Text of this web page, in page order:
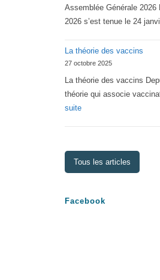
Assemblée Générale 2026
2026 s’est tenue le 24
La théorie des vaccins
27 octobre 2025
La théorie des vaccins
théorie qui associe
suite:
des
vaccins
Tous les articles
Facebook